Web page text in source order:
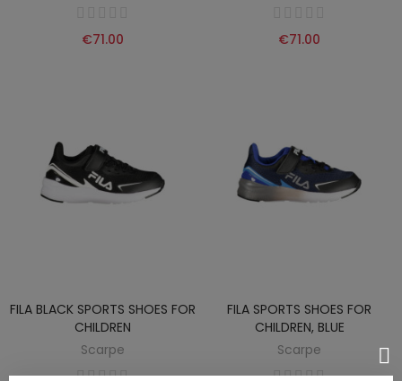
€71.00 €71.00
FILA BLACK SPORTS SHOES FOR
CHILDREN
Scarpe
FILA SPORTS SHOES FOR
CHILDREN, BLUE
Scarpe